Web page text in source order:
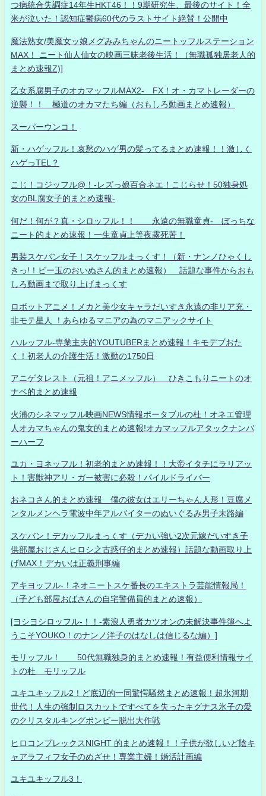
つ病統合失調症14年生HKT46！！9期研究生、最後のサイト！全
米が泣いた！認知症鬱病60代のラストサイト絶賛！公開中
魔法熟女/美魔女ッ娘メグみみちゃんのニートッフルステーション
MAX！ ニート仙人仙女の映画三昧老後生活！（無職孤独居老人的
まとめ速報Z)]
乙女系腐男子のオカマッフルMAX2- FX！オ・カマトレーダーの
逆襲！！ 極道のオカマたち編（おもしろ動画まとめ速報）
スーパーウンコ！
新・ハゲッフル！哀愁のハゲ男の髪ってるまとめ速報！！激しく
ハゲっTEL？
こじ！コジッフル@！-レズっ娘百合ネエ！こじらせ！50独身処
女のBL腐女子的まとめ速報-
何だ！何が？真・シロッフル！！ 永遠の無職童貞- ぼっちな
ニート的まとめ速報！一生童貞上等夜露死苦！
男装スケバン女子！スケッフルまっくす！（新・ナンノひゃくし
きっ!！ビー玉のおいぬさん的まとめ速報） 話題な事件からおも
しろ動画まで取り上げまっくす
ロボットアニメ！メカと美少女キャラだいすき永遠の非リア充・
非モテ星人 ！あらゆるマニアの為のマニアックサイト
ハルッフル-専業主夫的YOUTUBERまとめ速報！キモデブおた
く！初老人の介護生活！激動の1750日
アニゲタレスト（元祖！アニメッフル） ひきこもりニートのオ
ナベ的まとめ速報
火浦のシネマッフル映画NEWS情報ポータブルの杜！オネエ管理
人オカマちゃんの鬼女的まとめ速報!オカマッフルアタックナンバ
ーハーフ
ユカ・ヨネッフル！初老的まとめ速報！！大帝イタチにラリアッ
ト！害獣神アリ・ガー被害に必殺！パイルドライバー
おネコさん的まとめ速報 僕の彼女はエリーちゃん人形！豆腐メ
ンタルメンヘラ電波中年アルバイターのぬいぐるみ男子末路編
スケバン！デカッフルまっくす（デカい強い2次元嫁だいすき子
供部屋おじさんヒロシ之古惑仔的まとめ速報）話題な動画取り上
げMAX！デカいは正義刑事編
アキヨッフル-！ネオニートスケ番長のエキストラ芸能情報局！
（子ども部屋おばさんの自宅警備員的まとめ速報）
[ヨシヨシロッフル-！！-素浪人勇者カツオンの未解決事件簿へよ
うこそYOUKO！のナンノ洋子のはなしは信じるな編）]
モリッフル！ 50代無職独身的まとめ速報！有益便利情報サイ
トの杜 モリッフル
ユキユキッフル2！ど底辺的一同驚愕騒然まとめ速報！超氷河期
世代！人生の強制ロスカットですべてを失ったキグナス氷子の愛
のクリスタルキングボンビー脱出大作戦
ヒロコンプレックスNIGHT 的まとめ速報！！子供が欲しいど陰キ
ャアラフィフ女子のめざせ！専業主婦！婚活計画編
ユキユキッフル3！